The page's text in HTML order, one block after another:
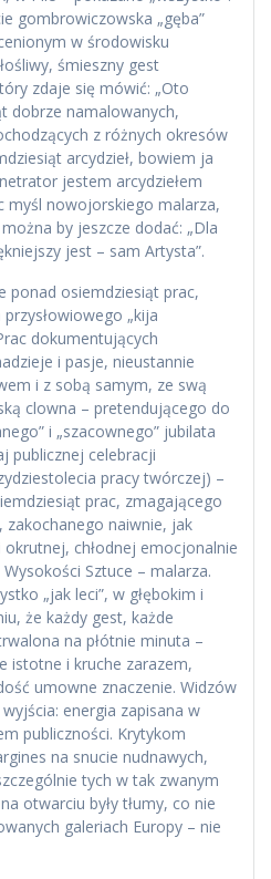
gombrowiczowska „gęba”
w środowisku
śmieszny gest
zdaje się mówić: „Oto
dobrze namalowanych,
z różnych okresów
arcydzieł, bowiem ja
jestem arcydziełem
myśl nowojorskiego malarza,
by jeszcze dodać: „Dla
jest – sam Artysta”.
ponad osiemdziesiąt prac,
„kija
dokumentujących
i pasje, nieustannie
i z sobą samym, ze swą
clowna – pretendującego do
i „szacownego” jubilata
publicznej celebracji
pracy twórczej) –
prac, zmagającego
naiwnie, jak
chłodnej emocjonalnie
Sztuce – malarza.
„jak leci”, w głębokim i
że każdy gest, każde
na płótnie minuta –
istotne i kruche zarazem,
umowne znaczenie. Widzów
energia zapisana w
publiczności. Krytykom
na snucie nudnawych,
tych w tak zwanym
otwarciu były tłumy, co nie
galeriach Europy – nie